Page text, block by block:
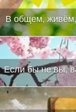
В общем, живём,
Если бы не вы,